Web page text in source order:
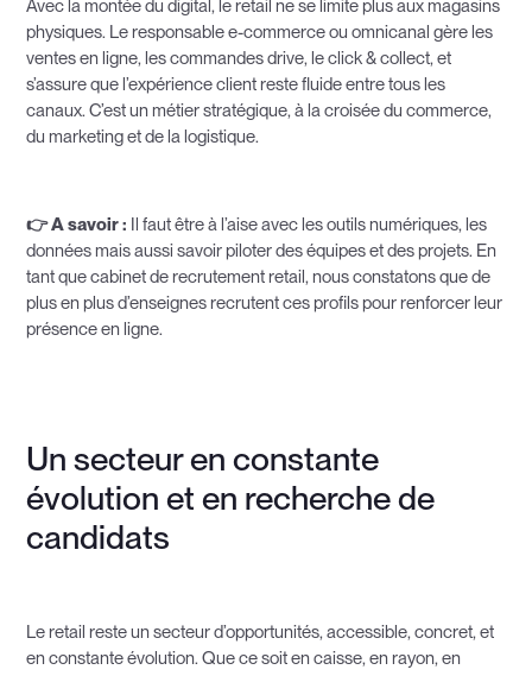
Avec la montée du digital, le retail ne se limite plus aux magasins
physiques. Le responsable e-commerce ou omnicanal gère les
ventes en ligne, les commandes drive, le click & collect, et
s’assure que l’expérience client reste fluide entre tous les
canaux. C’est un métier stratégique, à la croisée du commerce,
du marketing et de la logistique.
👉 A savoir : Il faut être à l’aise avec les outils numériques, les
données mais aussi savoir piloter des équipes et des projets. En
tant que cabinet de recrutement retail, nous constatons que de
plus en plus d’enseignes recrutent ces profils pour renforcer leur
présence en ligne.
Un secteur en constante
évolution et en recherche de
candidats
Le retail reste un secteur d’opportunités, accessible, concret, et
en constante évolution. Que ce soit en caisse, en rayon, en